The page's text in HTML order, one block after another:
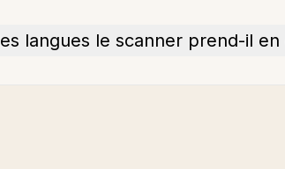
langues le scanner prend-il en